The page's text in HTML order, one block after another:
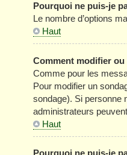
Pourquoi ne puis-je
Le nombre d’options
Haut
Comment modifier
Comme pour les
Pour modifier un
sondage). Si personne
administrateurs
Haut
Pourquoi ne puis-je